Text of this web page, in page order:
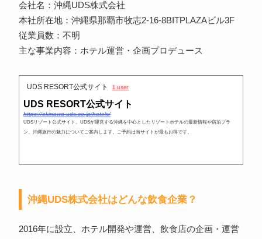
会社名：沖縄UDS株式会社
本社所在地：沖縄県那覇市牧志2-16-8BITPLAZAビル3F
従業員数：不明
主な事業内容：ホテル運営・企画プロデュース
UDS RESORT公式サイト 1 user
UDS RESORT公式サイト
https://okinawa-uds.co.jp/hotels/
UDSリゾート公式サイト。UDSが運営する沖縄を中心としたリゾートホテルの最新情報や宿泊プラ
ン、沖縄旅行の魅力についてご案内します。ご予約は当サイトが最もお得です。
沖縄UDS株式会社はどんな飲食企業？
2016年に設立、ホテル開発や運営、飲食店の企画・運営